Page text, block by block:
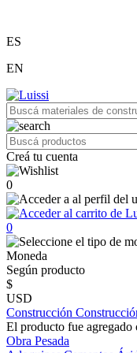
ES
EN
Creá tu cuenta
0
0
Moneda
Según producto
$
USD
Construcción
El producto fue agregado
Obra Pesada